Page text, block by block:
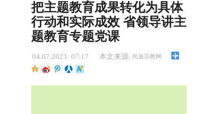
把主题教育成果转化为具体
行动和实际成效 省领导讲主
题教育专题党课
04.07.2023 07:17 本文来源: 民族宗教网